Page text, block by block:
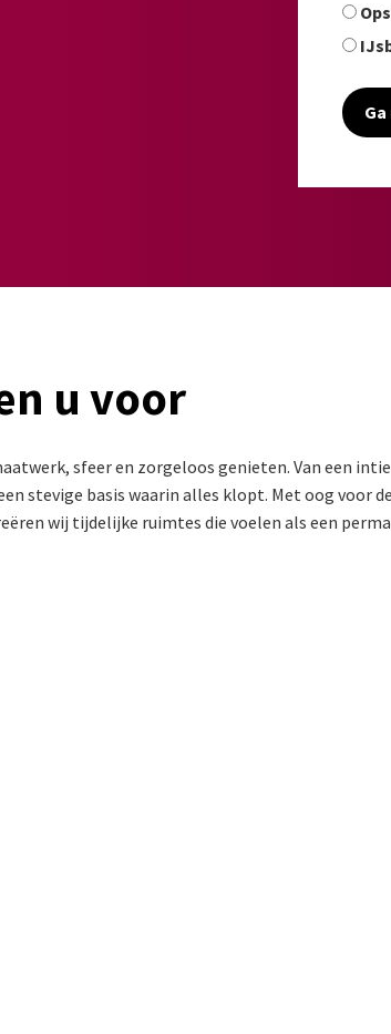
u voor
sfeer en zorgeloos genieten. Van een
stevige basis waarin alles klopt. Met oog voor
wij tijdelijke ruimtes die voelen als een